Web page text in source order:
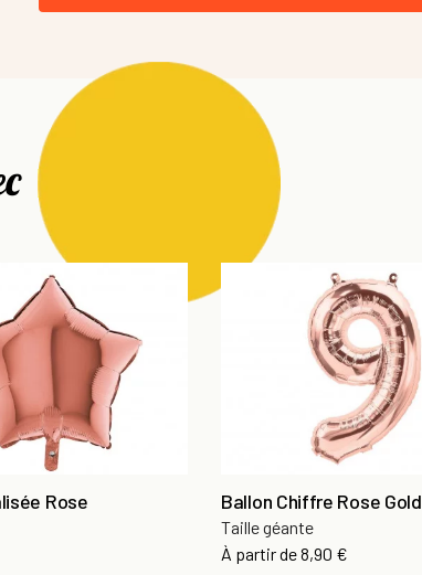
Rose Ballon Chiffre Rose Gold
Taille géante
À partir dePrix
8,90 €